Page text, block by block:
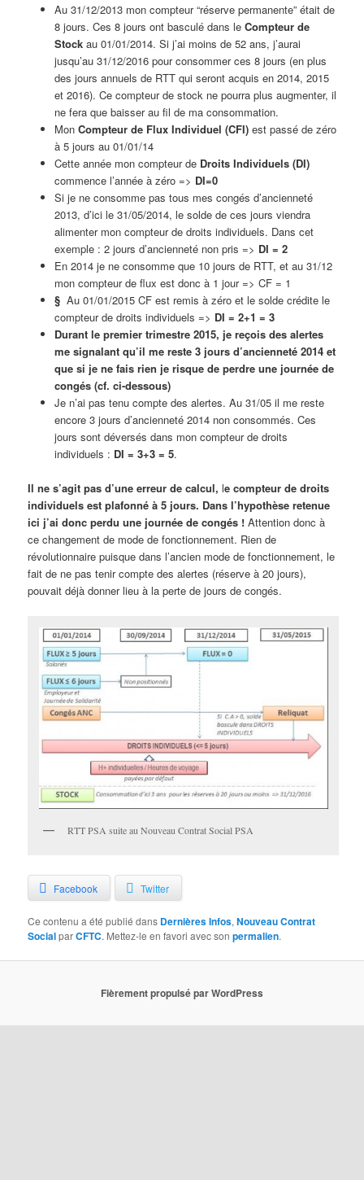
Au 31/12/2013 mon compteur “réserve permanente” était de
8 jours. Ces 8 jours ont basculé dans le Compteur de
Stockau 01/01/2014. Si j’ai moins de 52 ans, j’aurai
jusqu’au 31/12/2016 pour consommer ces 8 jours (en plus
des jours annuels de RTT qui seront acquis en 2014, 2015
et 2016). Ce compteur de stock ne pourra plus augmenter, il
ne fera que baisser au fil de ma consommation.
Mon Compteur de Flux Individuel (CFI)est passé de zéro
à 5 jours au 01/01/14
Cette année mon compteur de Droits Individuels (DI)
commence l’année à zéro => DI=0
Si je ne consomme pas tous mes congés d’ancienneté
2013, d’ici le 31/05/2014, le solde de ces jours viendra
alimenter mon compteur de droits individuels. Dans cet
exemple : 2 jours d’ancienneté non pris => DI = 2
En 2014 je ne consomme que 10 jours de RTT, et au 31/12
mon compteur de flux est donc à 1 jour => CF = 1
§ Au 01/01/2015 CF est remis à zéro et le solde crédite le
compteur de droits individuels => DI = 2+1 = 3
Durant le premier trimestre 2015, je reçois des alertes
me signalant qu’il me reste 3 jours d’ancienneté 2014 et
que si je ne fais rien je risque de perdre une journée de
congés (cf. ci-dessous)
Je n’ai pas tenu compte des alertes. Au 31/05 il me reste
encore 3 jours d’ancienneté 2014 non consommés. Ces
jours sont déversés dans mon compteur de droits
individuels : DI = 3+3 = 5.
Il ne s’agit pas d’une erreur de calcul, le compteur de droits
individuels est plafonné à 5 jours. Dans l’hypothèse retenue
ici j’ai donc perdu une journée de congés !Attention donc à
ce changement de mode de fonctionnement. Rien de
révolutionnaire puisque dans l’ancien mode de fonctionnement, le
fait de ne pas tenir compte des alertes (réserve à 20 jours),
pouvait déjà donner lieu à la perte de jours de congés.
RTT PSA suite au Nouveau Contrat Social PSA
Facebook Twitter
Ce contenu a été publié dans Dernières Infos,Nouveau Contrat
SocialparCFTC. Mettez-le en favori avec sonpermalien.
Fièrement propulsé par WordPress